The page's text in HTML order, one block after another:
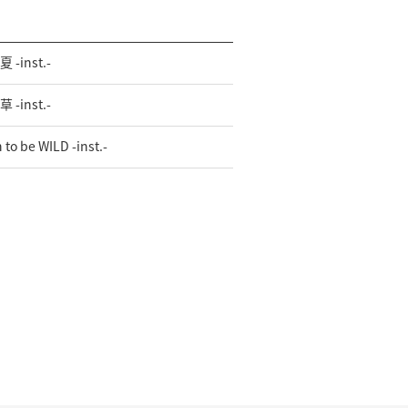
-inst.-
-inst.-
to be WILD -inst.-